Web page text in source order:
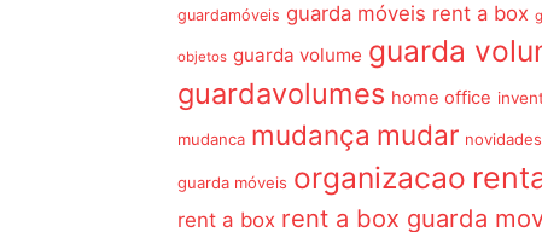
guardamóveis guarda móveis rent a box
objetos guarda volume guarda
guardavolumes home office
mudanca mudança mudar
guarda móveis organizacao
rent a box rent a box guarda